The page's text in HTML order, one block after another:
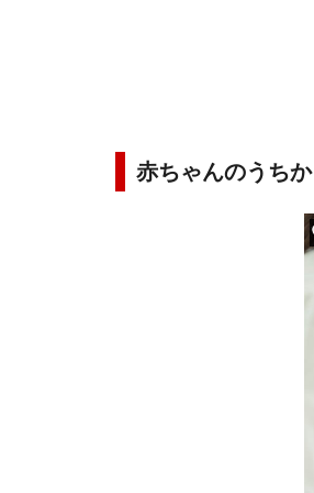
赤ちゃんのうち